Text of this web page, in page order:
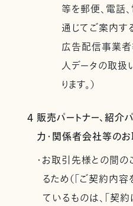
等を郵便、電話
通じてご案内す
広告配信事業
人データの取扱
ります。）
4 販売パートナー、紹介
力・関係者会社等の
・お取引先様との間
るため（「ご契約内
ているものは、「契